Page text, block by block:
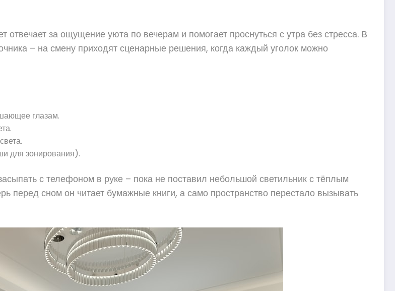
за ощущение уюта по вечерам и помогает проснуться с утра без стресса. В
– на смену приходят сценарные решения, когда каждый уголок можно
глазам.
для зонирования).
с телефоном в руке – пока не поставил небольшой светильник с тёплым
перед сном он читает бумажные книги, а само пространство перестало вызывать